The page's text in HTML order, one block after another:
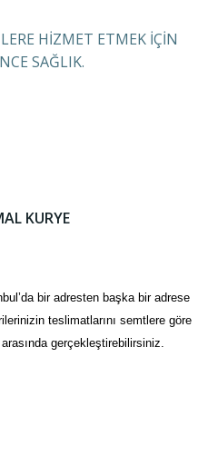
HİZMET ETMEK İÇİN
SAĞLIK.
KURYE
bir adresten başka bir adrese
teslimatlarını semtlere göre
gerçekleştirebilirsiniz.